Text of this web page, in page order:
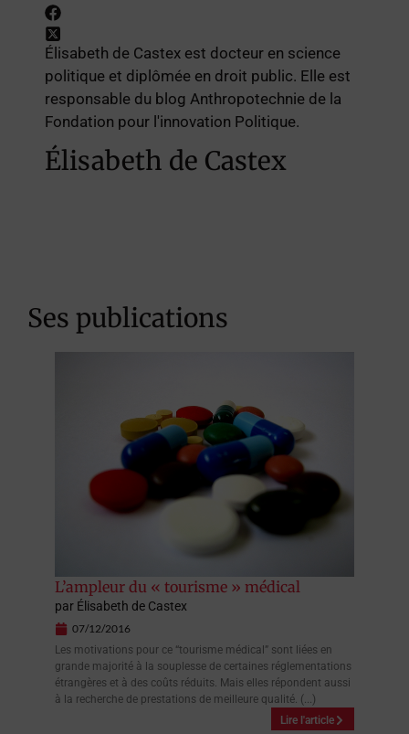
Élisabeth de Castex
Élisabeth de Castex est docteur en science
politique et diplômée en droit public. Elle est
responsable du blog Anthropotechnie de la
Fondation pour l'innovation Politique.
Ses publications
L’ampleur du « tourisme » médical
par Élisabeth de Castex
07/12/2016
Les motivations pour ce “tourisme médical” sont liées en
grande majorité à la souplesse de certaines réglementations
étrangères et à des coûts réduits. Mais elles répondent aussi
à la recherche de prestations de meilleure qualité. (...)
Lire l'article